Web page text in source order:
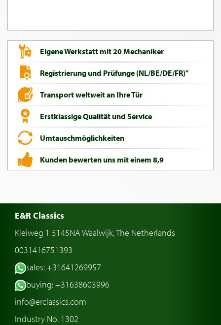
Eigene Werkstatt mit 20 Mechaniker
Registrierung und Prüfunge (NL/BE/DE/FR)"
Transport weltweit an Ihre Tür
Erstklassige Qualität und Service
Umtauschmöglichkeiten
Kunden bewerten uns mit einem 8,9
E&R Classics
Kleiweg 1 5145NA Waalwijk, The Netherlands
0031416751393
sales: +31641269957
buying: +31638603996
info@erclassics.com
Industry No. 1302